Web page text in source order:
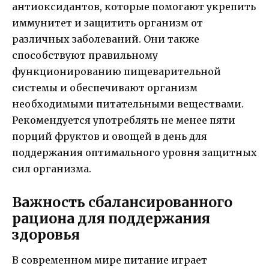
антиоксидантов, которые помогают укрепить
иммунитет и защитить организм от
различных заболеваний. Они также
способствуют правильному
функционированию пищеварительной
системы и обеспечивают организм
необходимыми питательными веществами.
Рекомендуется употреблять не менее пяти
порций фруктов и овощей в день для
поддержания оптимального уровня защитных
сил организма.
Важность сбалансированного
рациона для поддержания
здоровья
В современном мире питание играет